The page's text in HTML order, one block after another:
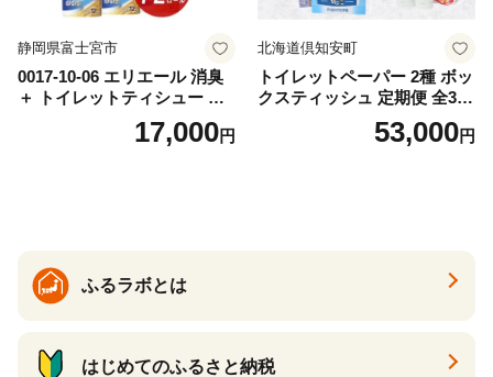
静岡県富士宮市
0017-10-06 エリエール 消臭
＋ トイレットティシュー し
っかり香るフレッシュクリア
の香り ダブル 12ロール×6パ
17,000円
北海道倶知安町
トイレットペーパー 2種 ボッ
クスティッシュ 定期便 全3
回 日本製 まとめ買い 防災
常備品 日用雑貨 消耗品 生活
53,000円
ふるラボとは
はじめてのふるさと納税